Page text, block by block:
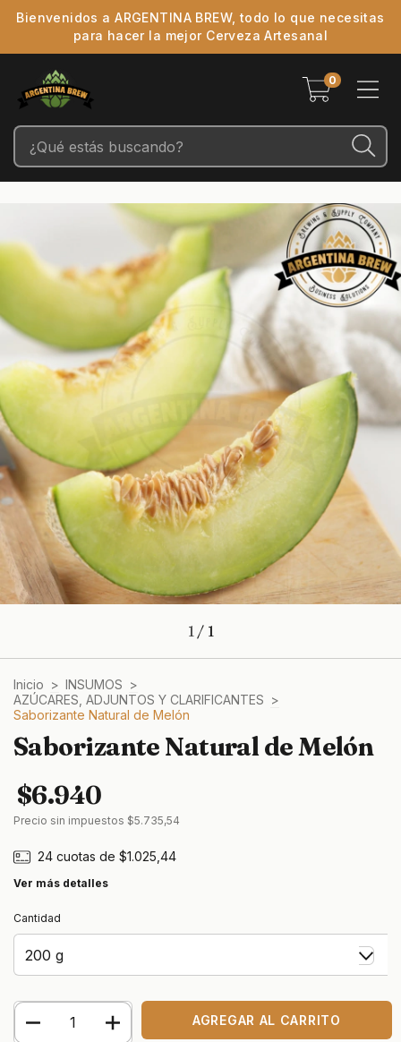
Bienvenidos a ARGENTINA BREW, todo lo que necesitas
para hacer la mejor Cerveza Artesanal
0
1/ 1
Inicio > INSUMOS >
AZÚCARES, ADJUNTOS Y CLARIFICANTES >
Saborizante Natural de Melón
Saborizante Natural de Melón
$6.940
Precio sin impuestos $5.735,54
24 cuotas de $1.025,44
Ver más detalles
Cantidad